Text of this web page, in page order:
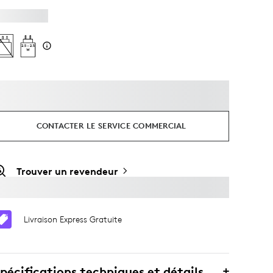
CONTACTER LE SERVICE COMMERCIAL
Trouver un revendeur
Livraison Express Gratuite